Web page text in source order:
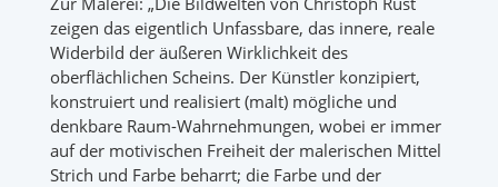
zeigen das eigentlich Unfassbare, das innere, reale
Widerbild der äußeren Wirklichkeit des
oberflächlichen Scheins. Der Künstler konzipiert,
konstruiert und realisiert (malt) mögliche und
denkbare Raum-Wahrnehmungen, wobei er immer
auf der motivischen Freiheit der malerischen Mittel
Strich und Farbe beharrt; die Farbe und der